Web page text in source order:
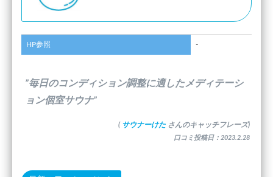
HP参照 -
”毎日のコンディション調整に適したメディテーシ
ョン個室サウナ”
( サウナーけた さんのキャッチフレーズ)
口コミ投稿日：2023.2.28